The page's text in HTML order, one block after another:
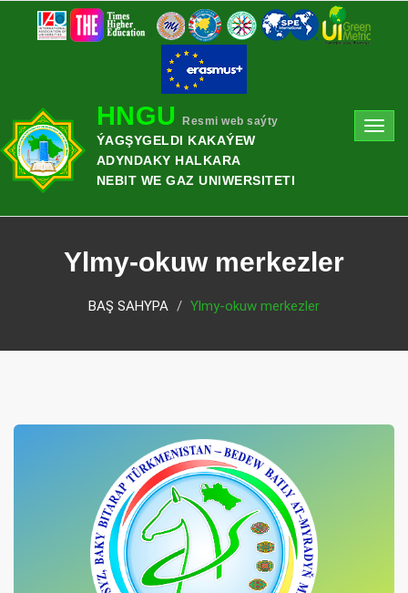
HNGU Resmi web saýty
ÝAGŞYGELDI KAKAÝEW
ADYNDAKY HALKARA
NEBIT WE GAZ UNIWERSITETI
Ylmy-okuw merkezler
BAŞ SAHYPA Ylmy-okuw merkezler